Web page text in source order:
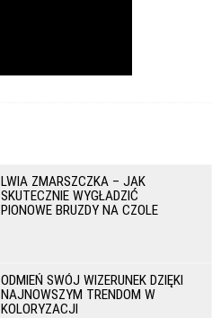
LWIA ZMARSZCZKA – JAK
SKUTECZNIE WYGŁADZIĆ
PIONOWE BRUZDY NA CZOLE
ODMIEŃ SWÓJ WIZERUNEK DZIĘKI
NAJNOWSZYM TRENDOM W
KOLORYZACJI